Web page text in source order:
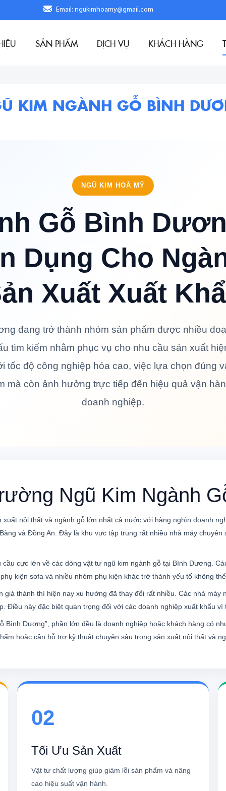
Email: ngukimhoamy@gmail.com
SẢN PHẨM DỊCH VỤ KHÁCH HÀNG
KIM NGÀNH GỖ BÌNH
NGŨ KIM HOÀ MỸ
Gỗ Bình
Dụng Cho
Xuất Xuất
đang trở thành nhóm sản phẩm được nhiều
tìm kiếm nhằm phục vụ cho nhu cầu sản xuất
tốc độ công nghiệp hóa cao, việc lựa chọn đúng
mà còn ảnh hưởng trực tiếp đến hiệu quả vận
doanh nghiệp.
Ngũ Kim Ngành
nội thất và ngành gỗ lớn nhất cả nước với hàng nghìn doanh
và Đồng An. Đây là khu vực tập trung rất nhiều nhà máy
cực lớn về các dòng vật tư ngũ kim ngành gỗ tại Bình Dương.
kiện sofa và nhiều nhóm phụ kiện khác trở thành yếu tố không
giá thành thì hiện nay xu hướng đã thay đổi rất nhiều. Các nhà
Điều này đặc biệt quan trọng đối với các doanh nghiệp xuất khẩu
Bình Dương”, phần lớn đều là doanh nghiệp hoặc khách hàng có
hoặc cần hỗ trợ kỹ thuật chuyên sâu trong sản xuất nội thất và
02
Tối Ưu Sản Xuất
Vật tư chất lượng giúp giảm lỗi sản phẩm và nâng
cao hiệu suất vận hành.